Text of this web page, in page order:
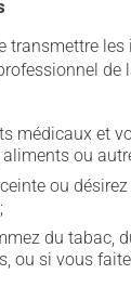
transmettre
de
médicaux et
ou
ou
du tabac,
ou si vous